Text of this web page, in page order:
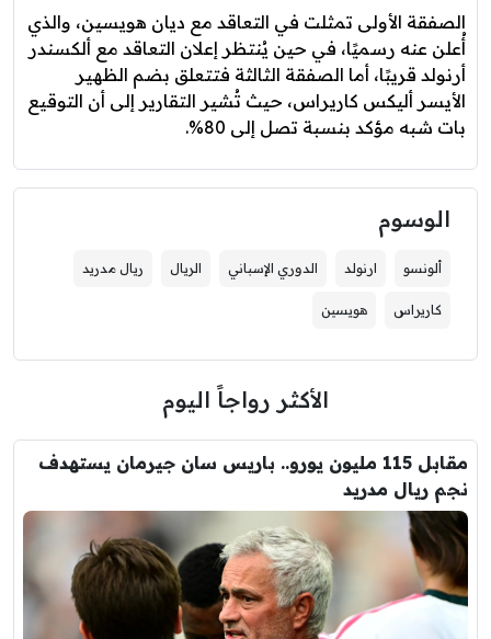
الصفقة الأولى تمثلت في التعاقد مع ديان هويسين، والذي
أُعلن عنه رسميًا، في حين يُنتظر إعلان التعاقد مع ألكسندر
أرنولد قريبًا، أما الصفقة الثالثة فتتعلق بضم الظهير
الأيسر أليكس كاريراس، حيث تُشير التقارير إلى أن التوقيع
بات شبه مؤكد بنسبة تصل إلى 80%.
الوسوم
ألونسو ارنولد الدوري الإسباني الريال ريال مدريد
كاريراس هويسين
الأكثر رواجاً اليوم
مقابل 115 مليون يورو.. باريس سان جيرمان يستهدف
نجم ريال مدريد